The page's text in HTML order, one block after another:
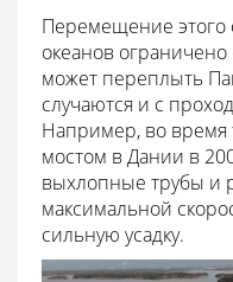
Перемещение этого
океанов
может переплыть
случаются и с
Например, во время
мостом в Дании в
выхлопные трубы и
максимальной
сильную усадку.